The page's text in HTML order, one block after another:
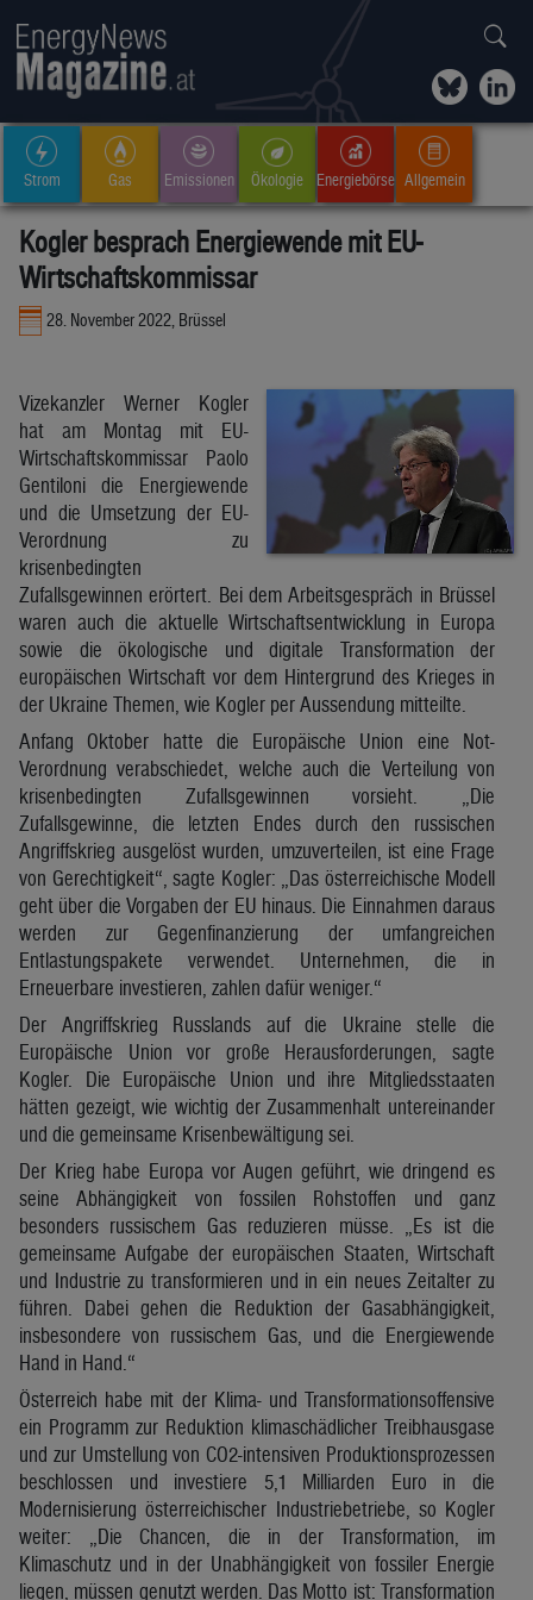
Strom Gas Emissionen Ökologie Energiebörse Allgemein
Kogler besprach Energiewende mit EU-
Wirtschaftskommissar
28. November 2022, Brüssel
Vizekanzler Werner Kogler
hat am Montag mit EU-
Wirtschaftskommissar Paolo
Gentiloni die Energiewende
und die Umsetzung der EU-
Verordnung zu
krisenbedingten
Zufallsgewinnen erörtert. Bei dem Arbeitsgespräch in Brüssel
waren auch die aktuelle Wirtschaftsentwicklung in Europa
sowie die ökologische und digitale Transformation der
europäischen Wirtschaft vor dem Hintergrund des Krieges in
der Ukraine Themen, wie Kogler per Aussendung mitteilte.
Anfang Oktober hatte die Europäische Union eine Not-
Verordnung verabschiedet, welche auch die Verteilung von
krisenbedingten Zufallsgewinnen vorsieht. „Die
Zufallsgewinne, die letzten Endes durch den russischen
Angriffskrieg ausgelöst wurden, umzuverteilen, ist eine Frage
von Gerechtigkeit“, sagte Kogler: „Das österreichische Modell
geht über die Vorgaben der EU hinaus. Die Einnahmen daraus
werden zur Gegenfinanzierung der umfangreichen
Entlastungspakete verwendet. Unternehmen, die in
Erneuerbare investieren, zahlen dafür weniger.“
Der Angriffskrieg Russlands auf die Ukraine stelle die
Europäische Union vor große Herausforderungen, sagte
Kogler. Die Europäische Union und ihre Mitgliedsstaaten
hätten gezeigt, wie wichtig der Zusammenhalt untereinander
und die gemeinsame Krisenbewältigung sei.
Der Krieg habe Europa vor Augen geführt, wie dringend es
seine Abhängigkeit von fossilen Rohstoffen und ganz
besonders russischem Gas reduzieren müsse. „Es ist die
gemeinsame Aufgabe der europäischen Staaten, Wirtschaft
und Industrie zu transformieren und in ein neues Zeitalter zu
führen. Dabei gehen die Reduktion der Gasabhängigkeit,
insbesondere von russischem Gas, und die Energiewende
Hand in Hand.“
Österreich habe mit der Klima- und Transformationsoffensive
ein Programm zur Reduktion klimaschädlicher Treibhausgase
und zur Umstellung von CO2-intensiven Produktionsprozessen
beschlossen und investiere 5,1 Milliarden Euro in die
Modernisierung österreichischer Industriebetriebe, so Kogler
weiter: „Die Chancen, die in der Transformation, im
Klimaschutz und in der Unabhängigkeit von fossiler Energie
liegen, müssen genutzt werden. Das Motto ist: Transformation